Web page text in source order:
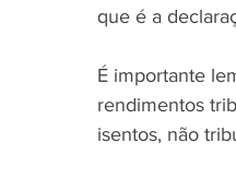
que é a
É importante
rendimentos
isentos, não